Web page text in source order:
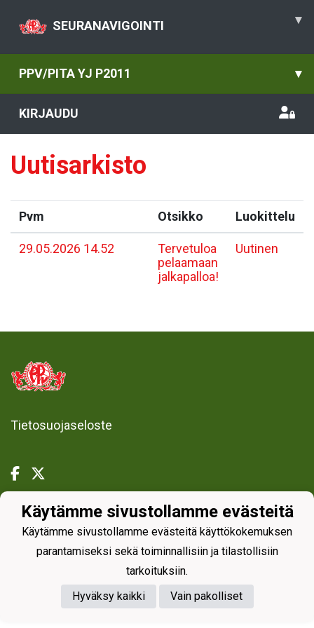
SEURANAVIGOINTI ▾
PPV/PITA YJ P2011 ▾
KIRJAUDU
Uutisarkisto
Pvm Otsikko Luokittelu
29.05.2026 14.52
Tervetuloa
pelaamaan
jalkapalloa!
Uutinen
Tietosuojaseloste
Powered by
Käytämme sivustollamme evästeitä
Käytämme sivustollamme evästeitä käyttökokemuksen
parantamiseksi sekä toiminnallisiin ja tilastollisiin
tarkoituksiin.
Hyväksy kaikki
Vain pakolliset